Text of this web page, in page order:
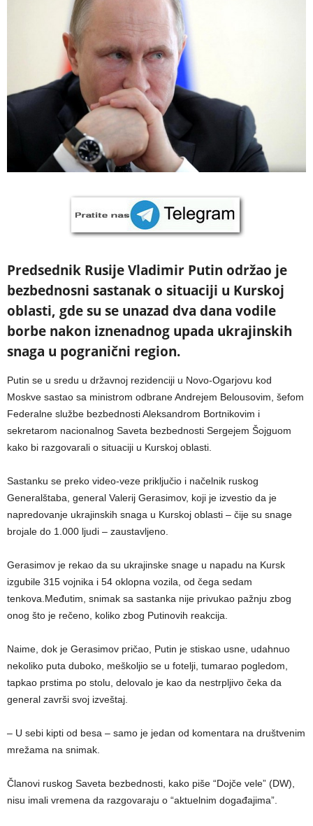
Predsednik Rusije Vladimir Putin održao je
bezbednosni sastanak o situaciji u Kurskoj
oblasti, gde su se unazad dva dana vodile
borbe nakon iznenadnog upada ukrajinskih
snaga u pogranični region.
Putin se u sredu u državnoj rezidenciji u Novo-Ogarjovu kod
Moskve sastao sa ministrom odbrane Andrejem Belousovim, šefom
Federalne službe bezbednosti Aleksandrom Bortnikovim i
sekretarom nacionalnog Saveta bezbednosti Sergejem Šojguom
kako bi razgovarali o situaciji u Kurskoj oblasti.
Sastanku se preko video-veze priključio i načelnik ruskog
Generalštaba, general Valerij Gerasimov, koji je izvestio da je
napredovanje ukrajinskih snaga u Kurskoj oblasti – čije su snage
brojale do 1.000 ljudi – zaustavljeno.
Gerasimov je rekao da su ukrajinske snage u napadu na Kursk
izgubile 315 vojnika i 54 oklopna vozila, od čega sedam
tenkova.Međutim, snimak sa sastanka nije privukao pažnju zbog
onog što je rečeno, koliko zbog Putinovih reakcija.
Naime, dok je Gerasimov pričao, Putin je stiskao usne, udahnuo
nekoliko puta duboko, meškoljio se u fotelji, tumarao pogledom,
tapkao prstima po stolu, delovalo je kao da nestrpljivo čeka da
general završi svoj izveštaj.
– U sebi kipti od besa – samo je jedan od komentara na društvenim
mrežama na snimak.
Članovi ruskog Saveta bezbednosti, kako piše “Dojče vele” (DW),
nisu imali vremena da razgovaraju o “aktuelnim događajima”.